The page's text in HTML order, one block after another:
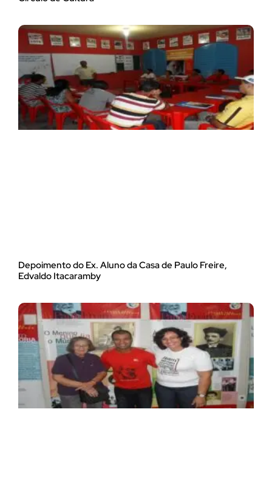
Depoimento do Ex. Aluno da Casa de Paulo Freire,
Edvaldo Itacaramby